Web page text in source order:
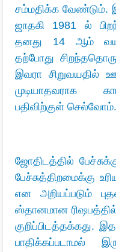
சம்மதிக்க வேண்டும்.
ஜாதகி 1981 ல்
தனது 14 ஆம்
தற்போது
இவரா சிறுவயதில்
முடியாதவராக
பதிவிற்குள் செல்வோம்.
ஜோதிடத்தில்
பேச்சுத்திறமைக்கு
என அறியப்படும்
ஸ்தானமான
குறிப்பிடத்தக்கது.
பாதிக்கப்படாமல்